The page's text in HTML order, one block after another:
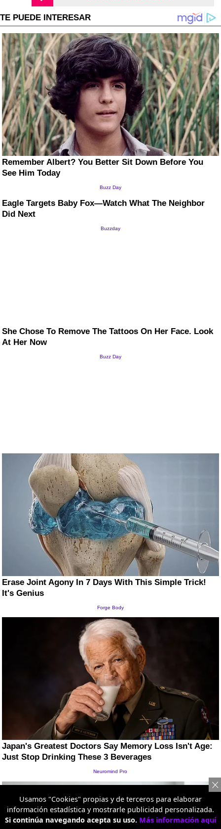
Usamos "Cookies" propias y de terceros para elaborar
información estadística y mostrarle publicidad personalizada.
Si continúa navegando acepta su uso. Más información aquí